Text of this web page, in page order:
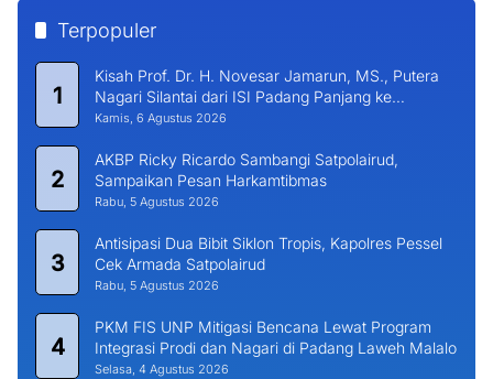
Terpopuler
1
Kisah Prof. Dr. H. Novesar Jamarun, MS., Putera
Nagari Silantai dari ISI Padang Panjang ke
Universitas Dharma Andalas
Kamis, 6 Agustus 2026
2
AKBP Ricky Ricardo Sambangi Satpolairud,
Sampaikan Pesan Harkamtibmas
Rabu, 5 Agustus 2026
3
Antisipasi Dua Bibit Siklon Tropis, Kapolres Pessel
Cek Armada Satpolairud
Rabu, 5 Agustus 2026
4
PKM FIS UNP Mitigasi Bencana Lewat Program
Integrasi Prodi dan Nagari di Padang Laweh Malalo
Selasa, 4 Agustus 2026